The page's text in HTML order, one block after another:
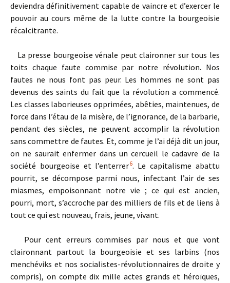
deviendra définitivement capable de vaincre et d’exercer le
pouvoir au cours même de la lutte contre la bourgeoisie
récalcitrante.
La presse bourgeoise vénale peut claironner sur tous les
toits chaque faute commise par notre révolution. Nos
fautes ne nous font pas peur. Les hommes ne sont pas
devenus des saints du fait que la révolution a commencé.
Les classes laborieuses opprimées, abêties, maintenues, de
force dans l’étau de la misère, de l’ignorance, de la barbarie,
pendant des siècles, ne peuvent accomplir la révolution
sans commettre de fautes. Et, comme je l’ai déjà dit un jour,
on ne saurait enfermer dans un cercueil le cadavre de la
société bourgeoise et l’enterrer6. Le capitalisme abattu
pourrit, se décompose parmi nous, infectant l’air de ses
miasmes, empoisonnant notre vie ; ce qui est ancien,
pourri, mort, s’accroche par des milliers de fils et de liens à
tout ce qui est nouveau, frais, jeune, vivant.
Pour cent erreurs commises par nous et que vont
claironnant partout la bourgeoisie et ses larbins (nos
menchéviks et nos socialistes-révolutionnaires de droite y
compris), on compte dix mille actes grands et héroïques,